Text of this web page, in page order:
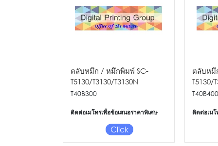
Click
ตลับหมึก / หมึกพิมพ์ SC-
T5130/T3130/T3130N
MAGENTA IC (50ML)
T40B300
ติดต่อเมโทรเพื่อข้อเสนอราคาพิเศษ
ตลับหมึ
T5130/
T40B400
ติดต่อเมโ